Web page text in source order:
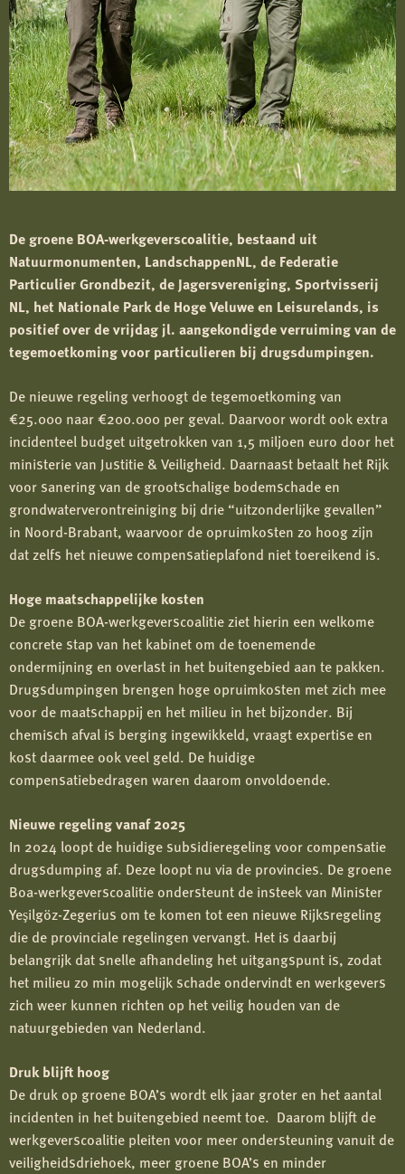
De groene BOA-werkgeverscoalitie, bestaand uit
Natuurmonumenten, LandschappenNL, de Federatie
Particulier Grondbezit, de Jagersvereniging, Sportvisserij
NL, het Nationale Park de Hoge Veluwe en Leisurelands, is
positief over de vrijdag jl. aangekondigde verruiming van de
tegemoetkoming voor particulieren bij drugsdumpingen.
De nieuwe regeling verhoogt de tegemoetkoming van
€25.000 naar €200.000 per geval. Daarvoor wordt ook extra
incidenteel budget uitgetrokken van 1,5 miljoen euro door het
ministerie van Justitie & Veiligheid. Daarnaast betaalt het Rijk
voor sanering van de grootschalige bodemschade en
grondwaterverontreiniging bij drie “uitzonderlijke gevallen”
in Noord-Brabant, waarvoor de opruimkosten zo hoog zijn
dat zelfs het nieuwe compensatieplafond niet toereikend is.
Hoge maatschappelijke kosten
De groene BOA-werkgeverscoalitie ziet hierin een welkome
concrete stap van het kabinet om de toenemende
ondermijning en overlast in het buitengebied aan te pakken.
Drugsdumpingen brengen hoge opruimkosten met zich mee
voor de maatschappij en het milieu in het bijzonder. Bij
chemisch afval is berging ingewikkeld, vraagt expertise en
kost daarmee ook veel geld. De huidige
compensatiebedragen waren daarom onvoldoende.
Nieuwe regeling vanaf 2025
In 2024 loopt de huidige subsidieregeling voor compensatie
drugsdumping af. Deze loopt nu via de provincies. De groene
Boa-werkgeverscoalitie ondersteunt de insteek van Minister
Yeşilgöz-Zegerius om te komen tot een nieuwe Rijksregeling
die de provinciale regelingen vervangt. Het is daarbij
belangrijk dat snelle afhandeling het uitgangspunt is, zodat
het milieu zo min mogelijk schade ondervindt en werkgevers
zich weer kunnen richten op het veilig houden van de
natuurgebieden van Nederland.
Druk blijft hoog
De druk op groene BOA’s wordt elk jaar groter en het aantal
incidenten in het buitengebied neemt toe. Daarom blijft de
werkgeverscoalitie pleiten voor meer ondersteuning vanuit de
veiligheidsdriehoek, meer groene BOA’s en minder